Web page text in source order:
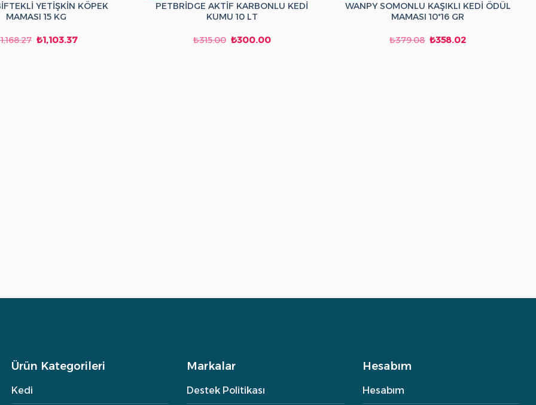
YETİŞKİN KÖPEK
MAMASI 15 KG
1,168.27 Orijinal
fiyat:
₺1,103.37Şu
PETBRİDGE AKTİF KARBONLU KEDİ
KUMU 10 LT
₺315.00 Orijinal
₺300.00Şu
WANPY SOMONLU KAŞIKLI KEDİ ÖDÜL
MAMASI 10*16 GR
₺379.08 Orijinal
₺358.02Şu
Ürün Kategorileri
Kedi
Markalar
Destek Politikası
Hesabım
Hesabım